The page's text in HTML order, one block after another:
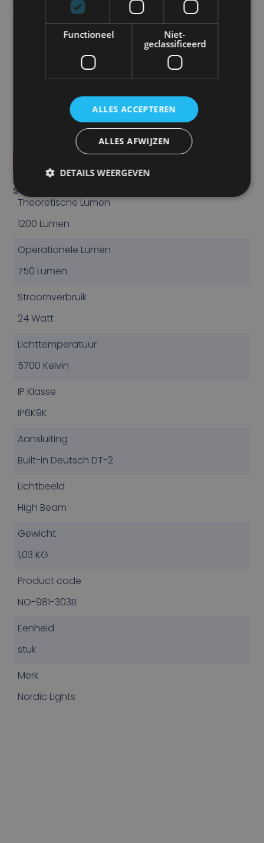
kosten bespaart op vervanging en energieverbruik.
122,00
Alle vermelde prijzen zijn exclusief btw tenzij anders
vermeld.
Vraag offerte aan
SPECIFICATIES
Theoretische Lumen
1200 Lumen
Operationele Lumen
750 Lumen
Stroomverbruik
24 Watt
Lichttemperatuur
5700 Kelvin
IP Klasse
IP6K9K
Aansluiting
Built-in Deutsch DT-2
Lichtbeeld
High Beam
Gewicht
1,03 KG
Product code
NO-981-303B
Eenheid
stuk
Merk
Nordic Lights
Functioneel
Niet-
geclassificeerd
ALLES ACCEPTEREN
ALLES AFWIJZEN
DETAILS WEERGEVEN